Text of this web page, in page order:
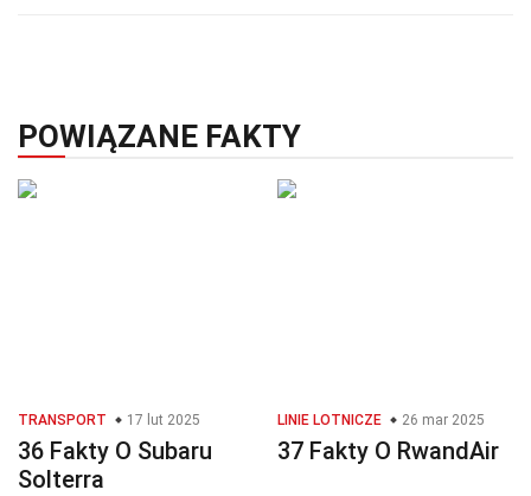
POWIĄZANE FAKTY
TRANSPORT 17 lut 2025
36 Fakty O Subaru
Solterra
LINIE LOTNICZE 26 mar 2025
37 Fakty O RwandAir